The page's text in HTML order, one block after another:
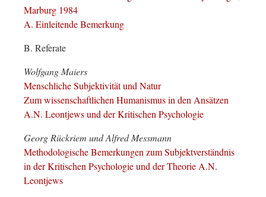
Marburg 1984
A. Einleitende Bemerkung
B. Referate
Wolfgang Maiers
Menschliche Subjektivität und Natur
Zum wissenschaftlichen Humanismus in den Ansätzen
A.N. Leontjews und der Kritischen Psychologie
Georg Rückriem und Alfred Messmann
Methodologische Bemerkungen zum Subjektverständnis
in der Kritischen Psychologie und der Theorie A.N.
Leontjews